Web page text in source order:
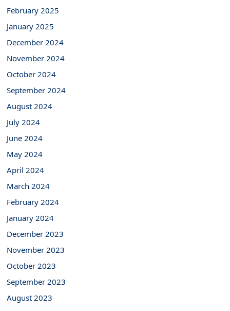
February 2025
January 2025
December 2024
November 2024
October 2024
September 2024
August 2024
July 2024
June 2024
May 2024
April 2024
March 2024
February 2024
January 2024
December 2023
November 2023
October 2023
September 2023
August 2023